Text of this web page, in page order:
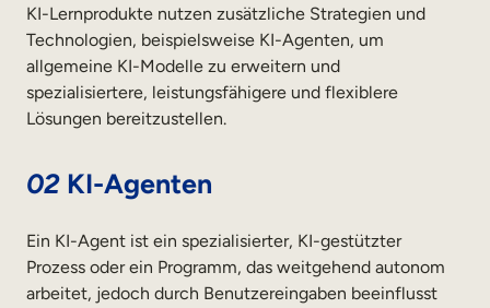
KI-Lernprodukte nutzen zusätzliche Strategien und
Technologien, beispielsweise KI-Agenten, um
allgemeine KI-Modelle zu erweitern und
spezialisiertere, leistungsfähigere und flexiblere
Lösungen bereitzustellen.
02 KI-Agenten
Ein KI-Agent ist ein spezialisierter, KI-gestützter
Prozess oder ein Programm, das weitgehend autonom
arbeitet, jedoch durch Benutzereingaben beeinflusst